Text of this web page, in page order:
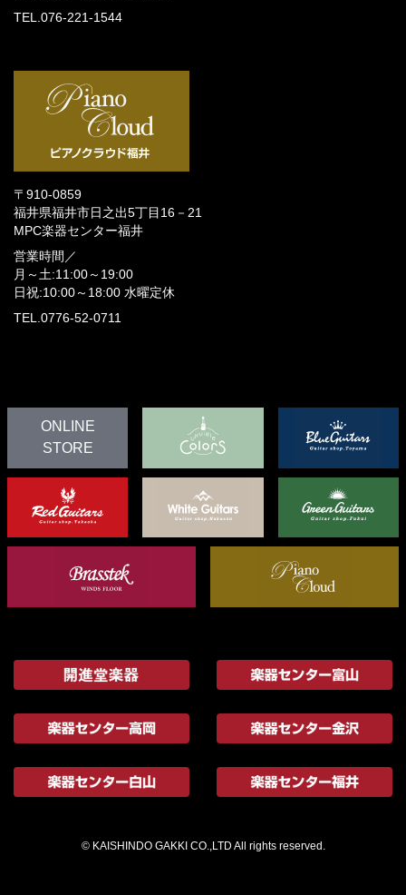
TEL.076-221-1544
〒910-0859
福井県福井市日之出5丁目16－21
MPC楽器センター福井
営業時間／
月～土:11:00～19:00
日祝:10:00～18:00 水曜定休
TEL.0776-52-0711
ONLINE
STORE
© KAISHINDO GAKKI CO.,LTD All rights reserved.